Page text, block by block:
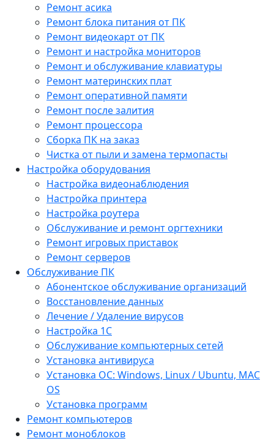
Ремонт асика
Ремонт блока питания от ПК
Ремонт видеокарт от ПК
Ремонт и настройка мониторов
Ремонт и обслуживание клавиатуры
Ремонт материнских плат
Ремонт оперативной памяти
Ремонт после залития
Ремонт процессора
Сборка ПК на заказ
Чистка от пыли и замена термопасты
Настройка оборудования
Настройка видеонаблюдения
Настройка принтера
Настройка роутера
Обслуживание и ремонт оргтехники
Ремонт игровых приставок
Ремонт серверов
Обслуживание ПК
Абонентское обслуживание организаций
Восстановление данных
Лечение / Удаление вирусов
Настройка 1С
Обслуживание компьютерных сетей
Установка антивируса
Установка ОС: Windows, Linux / Ubuntu, МАС
OS
Установка программ
Ремонт компьютеров
Ремонт моноблоков